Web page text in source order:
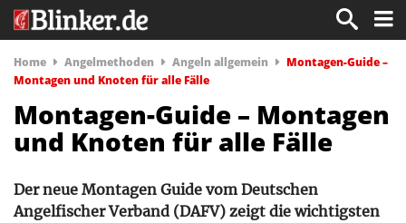
Home Angelmethoden Angeln allgemein
Montagen-Guide –
Montagen und Knoten für alle Fälle
Montagen-Guide – Montagen
und Knoten für alle Fälle
Der neue Montagen Guide vom Deutschen
Angelfischer Verband (DAFV) zeigt die wichtigsten